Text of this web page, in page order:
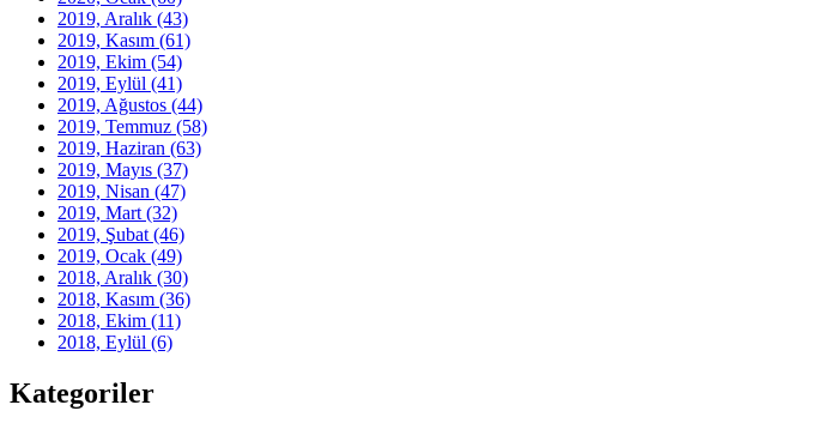
2019, Aralık (43)
2019, Kasım (61)
2019, Ekim (54)
2019, Eylül (41)
2019, Ağustos (44)
2019, Temmuz (58)
2019, Haziran (63)
2019, Mayıs (37)
2019, Nisan (47)
2019, Mart (32)
2019, Şubat (46)
2019, Ocak (49)
2018, Aralık (30)
2018, Kasım (36)
2018, Ekim (11)
2018, Eylül (6)
Kategoriler